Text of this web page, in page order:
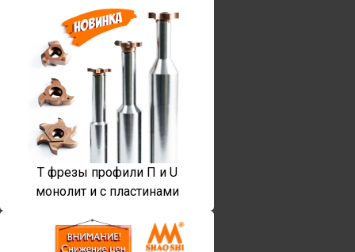
T фрезы профили П и U
монолит и с пластинами